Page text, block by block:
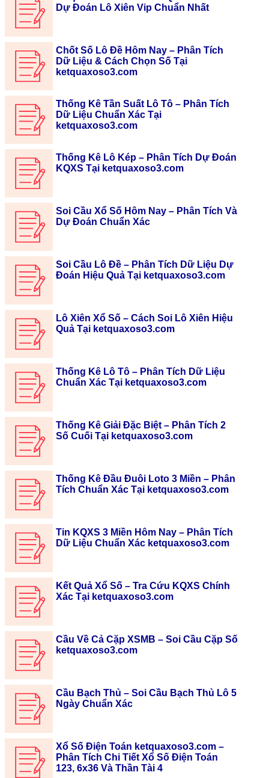
Dự Đoán Lô Xiên Vip Chuẩn Nhất
Chốt Số Lô Đề Hôm Nay – Phân Tích
Dữ Liệu & Cách Chọn Số Tại
ketquaxoso3.com
Thống Kê Tần Suất Lô Tô – Phân Tích
Dữ Liệu Chuẩn Xác Tại
ketquaxoso3.com
Thống Kê Lô Kép – Phân Tích Dự Đoán
KQXS Tại ketquaxoso3.com
Soi Cầu Xổ Số Hôm Nay – Phân Tích Và
Dự Đoán Chuẩn Xác
Soi Cầu Lô Đề – Phân Tích Dữ Liệu Dự
Đoán Hiệu Quả Tại ketquaxoso3.com
Lô Xiên Xổ Số – Cách Soi Lô Xiên Hiệu
Quả Tại ketquaxoso3.com
Thống Kê Lô Tô – Phân Tích Dữ Liệu
Chuẩn Xác Tại ketquaxoso3.com
Thống Kê Giải Đặc Biệt – Phân Tích 2
Số Cuối Tại ketquaxoso3.com
Thống Kê Đầu Đuôi Loto 3 Miền – Phân
Tích Chuẩn Xác Tại ketquaxoso3.com
Tin KQXS 3 Miền Hôm Nay – Phân Tích
Dữ Liệu Chuẩn Xác ketquaxoso3.com
Kết Quả Xổ Số – Tra Cứu KQXS Chính
Xác Tại ketquaxoso3.com
Cầu Về Cả Cặp XSMB – Soi Cầu Cặp Số
ketquaxoso3.com
Cầu Bạch Thủ – Soi Cầu Bạch Thủ Lô 5
Ngày Chuẩn Xác
Xổ Số Điện Toán ketquaxoso3.com –
Phân Tích Chi Tiết Xổ Số Điện Toán
123, 6x36 Và Thần Tài 4